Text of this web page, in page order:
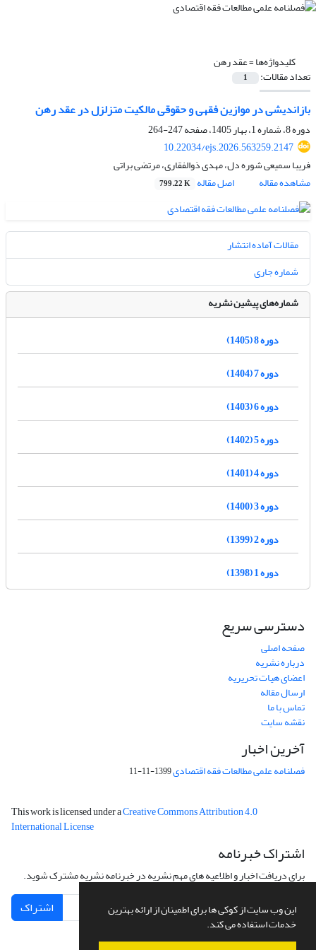
این وب سایت از کوکی ها برای اطمینان از ارائه بهترین
خدمات استفاده می کند.
کلیدواژه‌ها =عقد رهن
تعداد مقالات: 1
بازاندیشی در موازین فقهی و حقوقی مالکیت متزلزل در عقد رهن
دوره 8، شماره 1، بهار 1405، صفحه
247-264
10.22034/ejs.2026.563259.2147
فریبا سمیعی شوره دل، مهدی ذوالفقاری، مرتضی براتی
مشاهده مقاله
اصل مقاله 799.22 K
مقالات آماده انتشار
شماره جاری
شماره‌های پیشین نشریه
دوره 8 (1405)
دوره 7 (1404)
دوره 6 (1403)
دوره 5 (1402)
دوره 4 (1401)
دوره 3 (1400)
دوره 2 (1399)
دوره 1 (1398)
دسترسی سریع
صفحه اصلی
درباره نشریه
اعضای هیات تحریریه
ارسال مقاله
تماس با ما
نقشه سایت
آخرین اخبار
فصلنامه علمی مطالعات فقه اقتصادی1399-11-11
This work is licensed under aCreative Commons Attribution 4.0
International License
اشتراک خبرنامه
برای دریافت اخبار و اطلاعیه های مهم نشریه در خبرنامه نشریه مشترک شوید.
اشتراک